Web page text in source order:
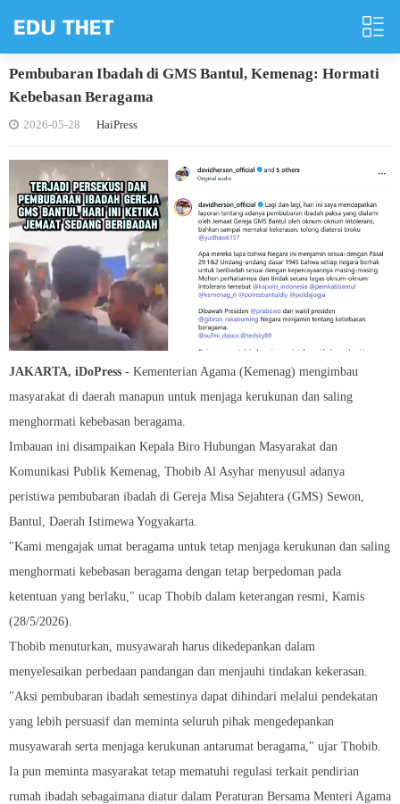
Pembubaran Ibadah di GMS Bantul, Kemenag: Hormati
Kebebasan Beragama
2026-05-28 HaiPress
JAKARTA, iDoPress - Kementerian Agama (Kemenag) mengimbau
masyarakat di daerah manapun untuk menjaga kerukunan dan saling
menghormati kebebasan beragama.
Imbauan ini disampaikan Kepala Biro Hubungan Masyarakat dan
Komunikasi Publik Kemenag, Thobib Al Asyhar menyusul adanya
peristiwa pembubaran ibadah di Gereja Misa Sejahtera (GMS) Sewon,
Bantul, Daerah Istimewa Yogyakarta.
"Kami mengajak umat beragama untuk tetap menjaga kerukunan dan saling
menghormati kebebasan beragama dengan tetap berpedoman pada
ketentuan yang berlaku," ucap Thobib dalam keterangan resmi, Kamis
(28/5/2026).
Thobib menuturkan, musyawarah harus dikedepankan dalam
menyelesaikan perbedaan pandangan dan menjauhi tindakan kekerasan.
"Aksi pembubaran ibadah semestinya dapat dihindari melalui pendekatan
yang lebih persuasif dan meminta seluruh pihak mengedepankan
musyawarah serta menjaga kerukunan antarumat beragama," ujar Thobib.
Ia pun meminta masyarakat tetap mematuhi regulasi terkait pendirian
rumah ibadah sebagaimana diatur dalam Peraturan Bersama Menteri Agama